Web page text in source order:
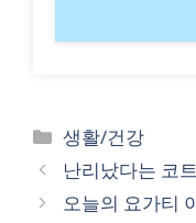
Categories
생활/건강
난리났다는 코
오늘의 요가티